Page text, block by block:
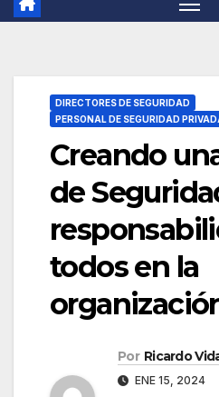
DIRECTORES DE SEGURIDAD
PERSONAL DE SEGURIDAD
Creando
de
todos en la
Por Ricardo
ENE 15, 2024